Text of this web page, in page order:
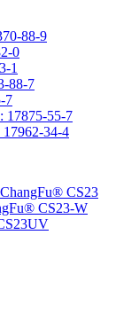
88-9
0
1
88-7
7
17875-55-7
17962-34-4
CS23
CS23-W